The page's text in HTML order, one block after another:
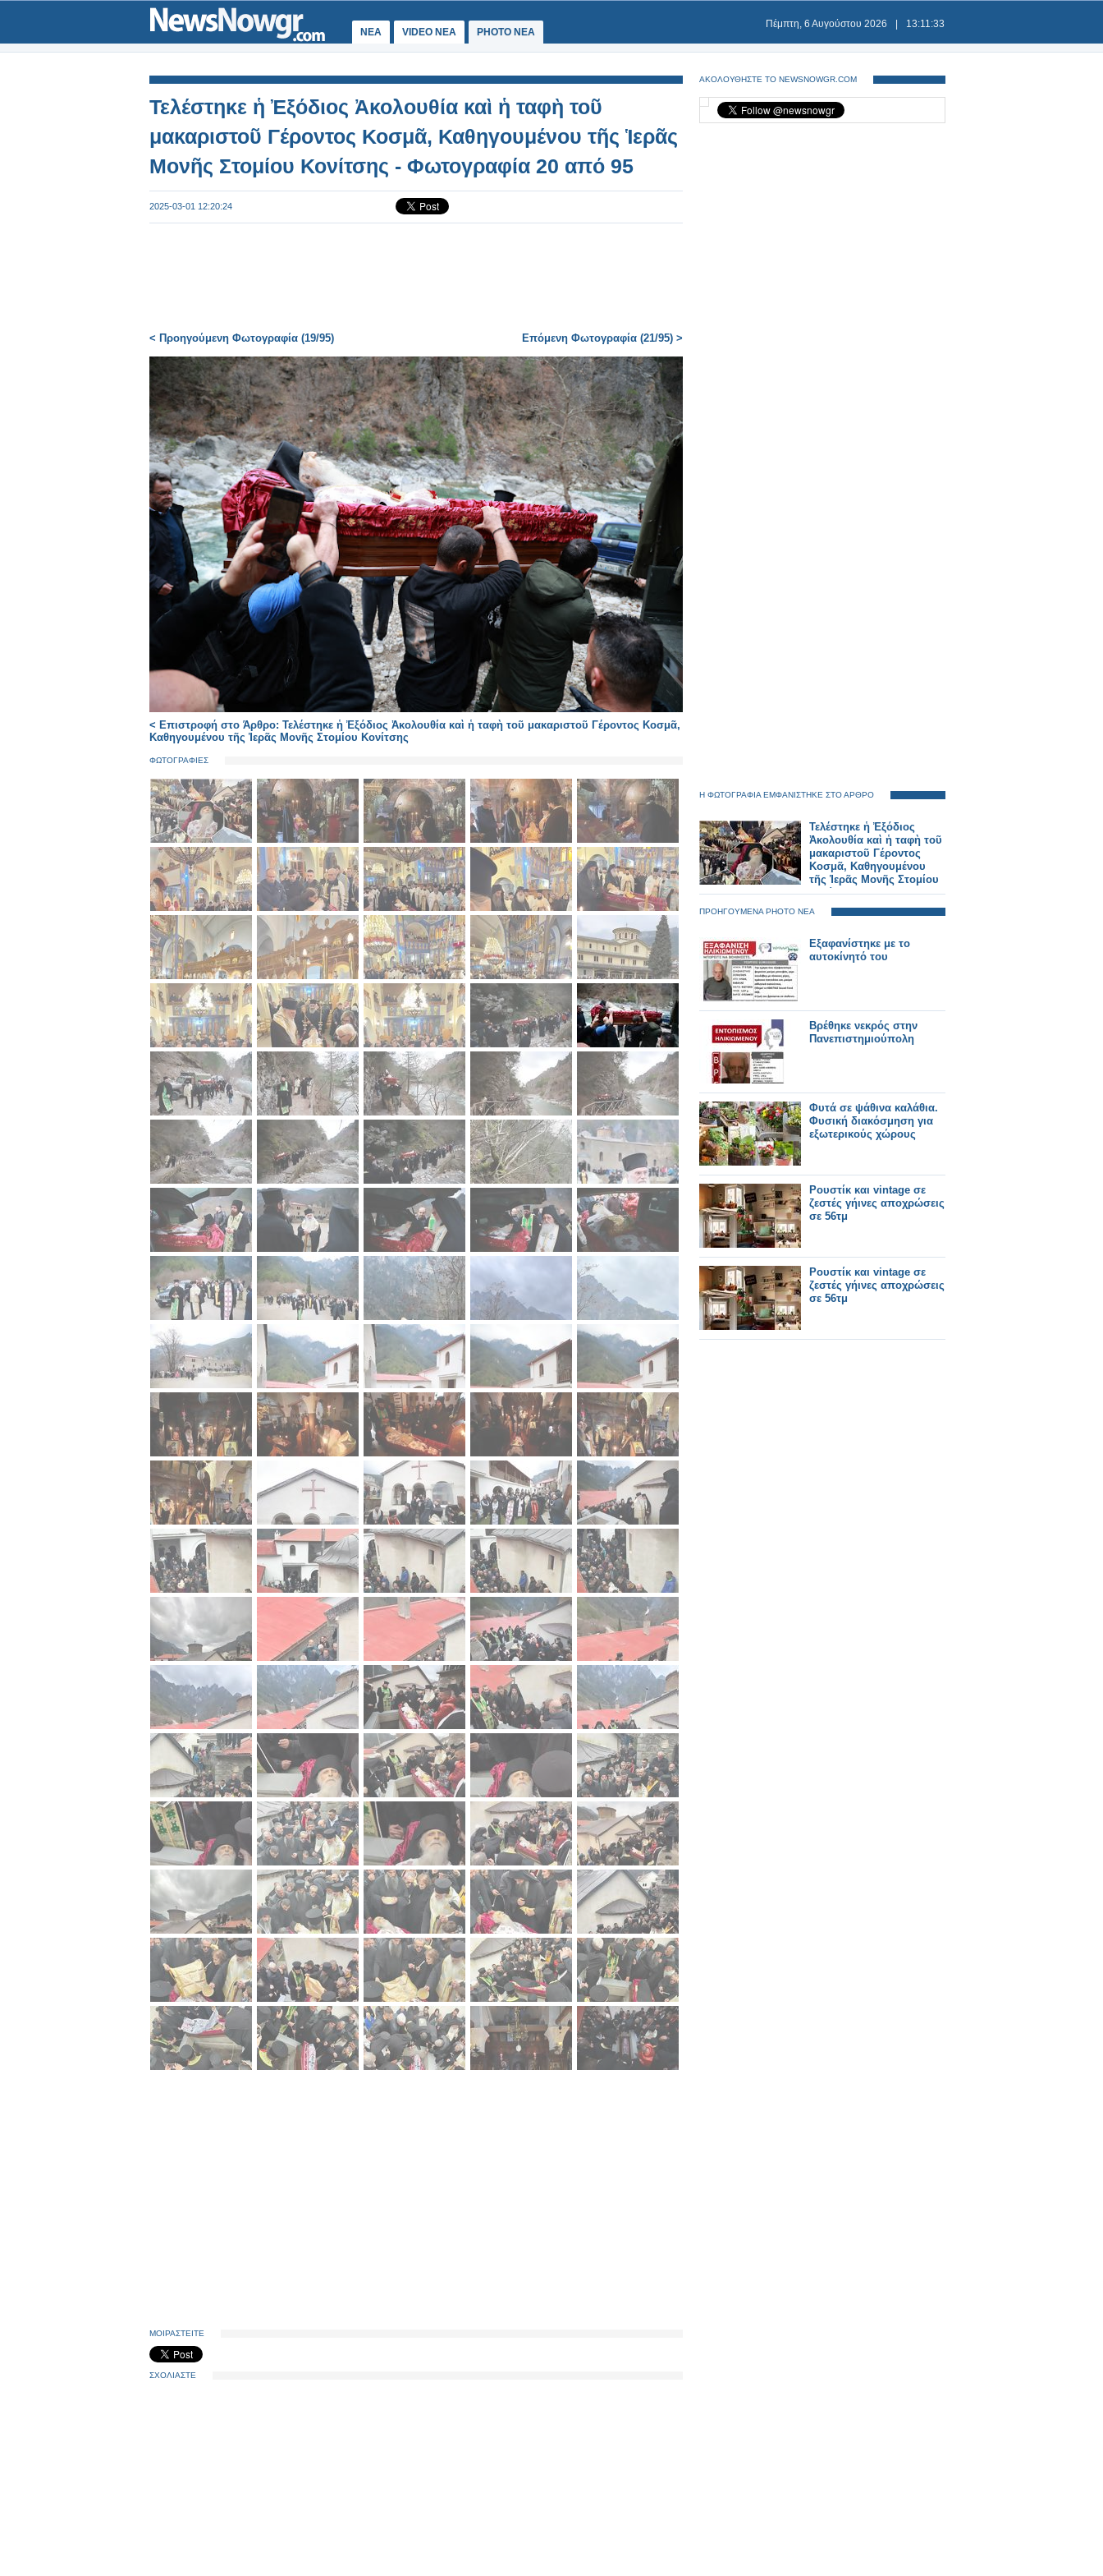
ΝΕΑ VIDEO NEA PHOTO NEA
Πέμπτη, 6 Αυγούστου 2026 13:11:35
Τελέστηκε ἡ Ἐξόδιος Ἀκολουθία καὶ ἡ ταφὴ τοῦ
μακαριστοῦ Γέροντος Κοσμᾶ, Καθηγουμένου τῆς Ἱερᾶς
Μονῆς Στομίου Κονίτσης - Φωτογραφία 20 από 95
2025-03-01 12:20:24
< Προηγούμενη Φωτογραφία (19/95) Επόμενη Φωτογραφία (21/95) >
< Επιστροφή στο Άρθρο: Τελέστηκε ἡ Ἐξόδιος Ἀκολουθία καὶ ἡ ταφὴ τοῦ μακαριστοῦ Γέροντος Κοσμᾶ,
Καθηγουμένου τῆς Ἱερᾶς Μονῆς Στομίου Κονίτσης
ΦΩΤΟΓΡΑΦΙΕΣ
ΜΟΙΡΑΣΤΕΙΤΕ
ΣΧΟΛΙΑΣΤΕ
ΑΚΟΛΟΥΘΗΣΤΕ ΤΟ NEWSNOWGR.COM
Η ΦΩΤΟΓΡΑΦΙΑ ΕΜΦΑΝΙΣΤΗΚΕ ΣΤΟ ΑΡΘΡΟ
Τελέστηκε ἡ Ἐξόδιος
Ἀκολουθία καὶ ἡ ταφὴ τοῦ
μακαριστοῦ Γέροντος
Κοσμᾶ, Καθηγουμένου
τῆς Ἱερᾶς Μονῆς Στομίου
Κονίτσης
ΠΡΟΗΓΟΥΜΕΝΑ PHOTO ΝΕΑ
Εξαφανίστηκε με το
αυτοκίνητό του
Βρέθηκε νεκρός στην
Πανεπιστημιούπολη
Φυτά σε ψάθινα καλάθια.
Φυσική διακόσμηση για
εξωτερικούς χώρους
Ρουστίκ και vintage σε
ζεστές γήινες αποχρώσεις
σε 56τμ
Ρουστίκ και vintage σε
ζεστές γήινες αποχρώσεις
σε 56τμ